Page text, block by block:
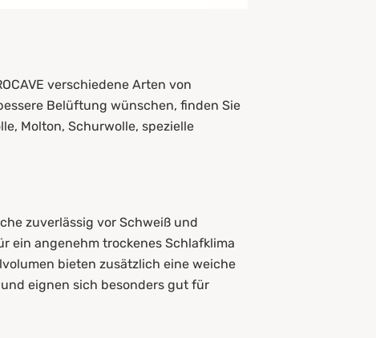
verschiedene Arten von
Belüftung wünschen, finden Sie
Molton, Schurwolle, spezielle
zuverlässig vor Schweiß und
ein angenehm trockenes Schlafklima
bieten zusätzlich eine weiche
eignen sich besonders gut für